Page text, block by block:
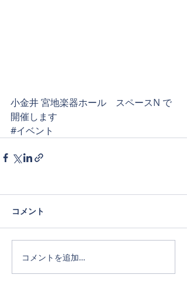
小金井 宮地楽器ホール　スペースN で
開催します
#イベント
コメント
コメントを追加…